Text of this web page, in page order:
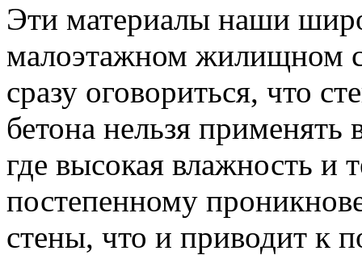
Эти материалы наши
малоэтажном жилищном
сразу оговориться, что
бетона нельзя
где высокая влажность и
постепенному
стены, что и приводит к